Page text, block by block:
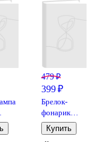
479 ₽
399 ₽
Брелок-
фонарик
Котик
кигуруми
Купить